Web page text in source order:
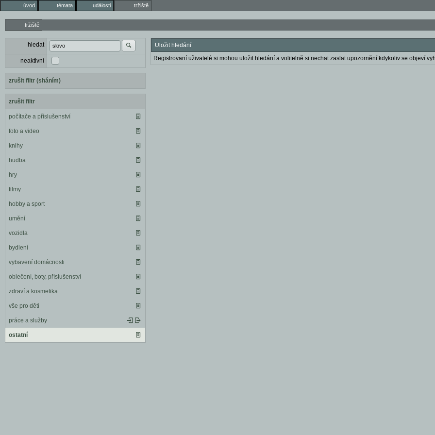
úvod témata události tržiště
tržiště
hledat
neaktivní
zrušit filtr (sháním)
zrušit filtr
počítače a příslušenství
foto a video
knihy
hudba
hry
filmy
hobby a sport
umění
vozidla
bydlení
vybavení domácnosti
oblečení, boty, příslušenství
zdraví a kosmetika
vše pro děti
práce a služby
ostatní
Uložit hledání
Registrovaní uživatelé si mohou uložit hledání a volitelně si nechat zaslat upozornění kdykoliv se objeví